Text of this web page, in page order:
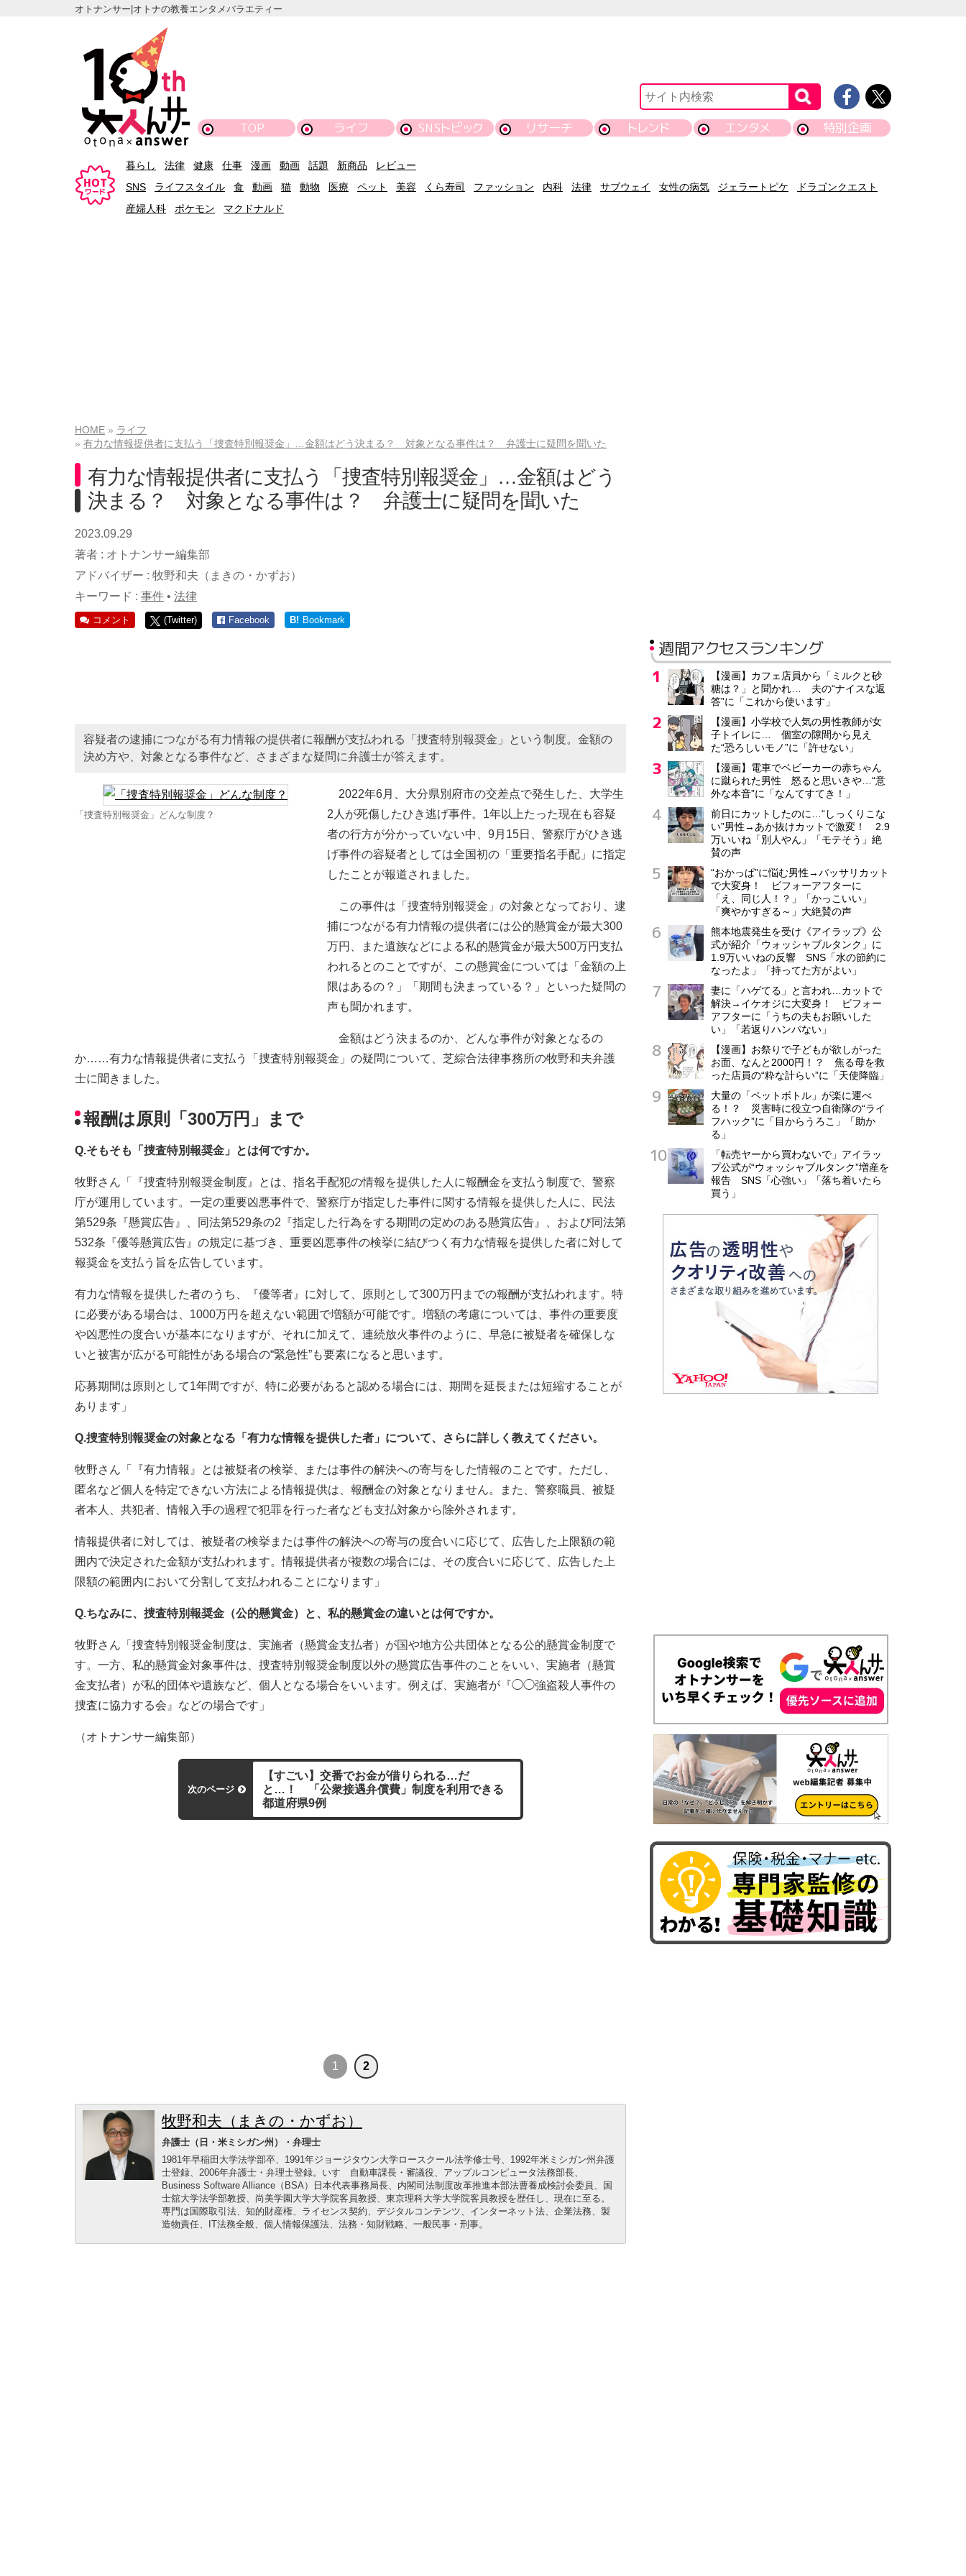
オトナンサー|オトナの教養エンタメバラエティー
TOP ライフ SNSトピック リサーチ トレンド エンタメ 特別企画
暮らし 法律 健康 仕事 漫画 動画 話題 新商品
レビュー
SNS
ライフスタイル 食 動画 猫 動物 医療 ペット 美容 くら寿司 ファッション 内科 法律 サブウェイ 女性の病気 ジェラートピケ
ドラゴンクエスト
産婦人科
ポケモン マクドナルド
HOME
ライフ
有力な情報提供者に支払う「捜査特別報奨金」…金額はどう決まる？ 対象となる事件は？ 弁護士に疑問を聞いた
有力な情報提供者に支払う「捜査特別報奨金」…金額はどう
決まる？ 対象となる事件は？ 弁護士に疑問を聞いた
2023.09.29
著者 : オトナンサー編集部
アドバイザー : 牧野和夫（まきの・かずお）
キーワード : 事件 • 法律
コメント (Twitter) Facebook B! Bookmark
容疑者の逮捕につながる有力情報の提供者に報酬が支払われる「捜査特別報奨金」という制度。金額の
決め方や、対象となる事件など、さまざまな疑問に弁護士が答えます。
「捜査特別報奨金」どんな制度？
2022年6月、大分県別府市の交差点で発生した、大学生
2人が死傷したひき逃げ事件。1年以上たった現在も容疑
者の行方が分かっていない中、9月15日、警察庁がひき逃
げ事件の容疑者としては全国初の「重要指名手配」に指定
したことが報道されました。
この事件は「捜査特別報奨金」の対象となっており、逮
捕につながる有力情報の提供者には公的懸賞金が最大300
万円、また遺族などによる私的懸賞金が最大500万円支払
われるとのことですが、この懸賞金については「金額の上
限はあるの？」「期間も決まっている？」といった疑問の
声も聞かれます。
金額はどう決まるのか、どんな事件が対象となるの
か……有力な情報提供者に支払う「捜査特別報奨金」の疑問について、芝綜合法律事務所の牧野和夫弁護
士に聞きました。
報酬は原則「300万円」まで
Q.そもそも「捜査特別報奨金」とは何ですか。
牧野さん「『捜査特別報奨金制度』とは、指名手配犯の情報を提供した人に報酬金を支払う制度で、警察
庁が運用しています。一定の重要凶悪事件で、警察庁が指定した事件に関する情報を提供した人に、民法
第529条『懸賞広告』、同法第529条の2『指定した行為をする期間の定めのある懸賞広告』、および同法第
532条『優等懸賞広告』の規定に基づき、重要凶悪事件の検挙に結びつく有力な情報を提供した者に対して
報奨金を支払う旨を広告しています。
有力な情報を提供した者のうち、『優等者』に対して、原則として300万円までの報酬が支払われます。特
に必要がある場合は、1000万円を超えない範囲で増額が可能です。増額の考慮については、事件の重要度
や凶悪性の度合いが基本になりますが、それに加えて、連続放火事件のように、早急に被疑者を確保しな
いと被害が広がる可能性がある場合の“緊急性”も要素になると思います。
応募期間は原則として1年間ですが、特に必要があると認める場合には、期間を延長または短縮することが
あります」
Q.捜査特別報奨金の対象となる「有力な情報を提供した者」について、さらに詳しく教えてください。
牧野さん「『有力情報』とは被疑者の検挙、または事件の解決への寄与をした情報のことです。ただし、
匿名など個人を特定できない方法による情報提供は、報酬金の対象となりません。また、警察職員、被疑
者本人、共犯者、情報入手の過程で犯罪を行った者なども支払対象から除外されます。
情報提供者に対しては、被疑者の検挙または事件の解決への寄与の度合いに応じて、広告した上限額の範
囲内で決定された金額が支払われます。情報提供者が複数の場合には、その度合いに応じて、広告した上
限額の範囲内において分割して支払われることになります」
Q.ちなみに、捜査特別報奨金（公的懸賞金）と、私的懸賞金の違いとは何ですか。
牧野さん「捜査特別報奨金制度は、実施者（懸賞金支払者）が国や地方公共団体となる公的懸賞金制度で
す。一方、私的懸賞金対象事件は、捜査特別報奨金制度以外の懸賞広告事件のことをいい、実施者（懸賞
金支払者）が私的団体や遺族など、個人となる場合をいいます。例えば、実施者が『◯◯強盗殺人事件の
捜査に協力する会』などの場合です」
（オトナンサー編集部）
次のページ
【すごい】交番でお金が借りられる…だ
と…！ 「公衆接遇弁償費」制度を利用できる
都道府県9例
1 2
牧野和夫（まきの・かずお）
弁護士（日・米ミシガン州）・弁理士
1981年早稲田大学法学部卒、1991年ジョージタウン大学ロースクール法学修士号、1992年米ミシガン州弁護
士登録、2006年弁護士・弁理士登録。いすゞ自動車課長・審議役、アップルコンピュータ法務部長、
Business Software Alliance（BSA）日本代表事務局長、内閣司法制度改革推進本部法曹養成検討会委員、国
士舘大学法学部教授、尚美学園大学大学院客員教授、東京理科大学大学院客員教授を歴任し、現在に至る。
専門は国際取引法、知的財産権、ライセンス契約、デジタルコンテンツ、インターネット法、企業法務、製
造物責任、IT法務全般、個人情報保護法、法務・知財戦略、一般民事・刑事。
週間アクセスランキング
【漫画】カフェ店員から「ミルクと砂
糖は？」と聞かれ… 夫の“ナイスな返
答”に「これから使います」
【漫画】小学校で人気の男性教師が女
子トイレに… 個室の隙間から見え
た“恐ろしいモノ”に「許せない」
【漫画】電車でベビーカーの赤ちゃん
に蹴られた男性 怒ると思いきや…“意
外な本音”に「なんてすてき！」
前日にカットしたのに…“しっくりこな
い”男性→あか抜けカットで激変！ 2.9
万いいね「別人やん」「モテそう」絶
賛の声
“おかっぱ”に悩む男性→バッサリカット
で大変身！ ビフォーアフターに
「え、同じ人！？」「かっこいい」
「爽やかすぎる～」大絶賛の声
熊本地震発生を受け《アイラップ》公
式が紹介「ウォッシャブルタンク」に
1.9万いいねの反響 SNS「水の節約に
なったよ」「持ってた方がよい」
妻に「ハゲてる」と言われ…カットで
解決→イケオジに大変身！ ビフォー
アフターに「うちの夫もお願いした
い」「若返りハンパない」
【漫画】お祭りで子どもが欲しがった
お面、なんと2000円！？ 焦る母を救
った店員の“粋な計らい”に「天使降臨」
大量の「ペットボトル」が楽に運べ
る！？ 災害時に役立つ自衛隊の“ライ
フハック”に「目からうろこ」「助か
る」
「転売ヤーから買わないで」アイラッ
プ公式が“ウォッシャブルタンク”増産を
報告 SNS「心強い」「落ち着いたら
買う」